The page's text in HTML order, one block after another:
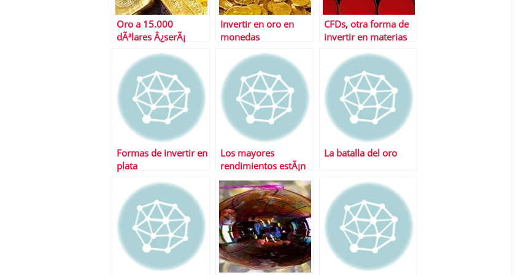
Oro a 15.000
dÃ³lares Â¿serÃ¡
Invertir en oro en
monedas
CFDs, otra forma de
invertir en materias
Formas de invertir en
plata
Los mayores
rendimientos estÃ¡n
por llegar
La batalla del oro